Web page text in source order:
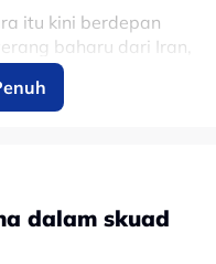
itu kini berdepan
baharu dari Iran,
oleh Jairo da
katanya kepada
Zainal Azam.
untuk memberikan
dalam skuad